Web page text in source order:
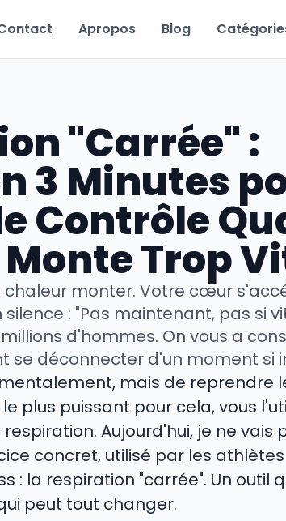
Apropos Blog
"Carrée" :
3 Minutes
Contrôle
Trop
monter. Votre cœur
: "Pas maintenant, pas si
d'hommes. On vous a
se déconnecter d'un moment si
mais de reprendre
plus puissant pour cela, vous
Aujourd'hui, je ne vais
concret, utilisé par les
: la respiration "carrée". Un outil
peut tout changer.